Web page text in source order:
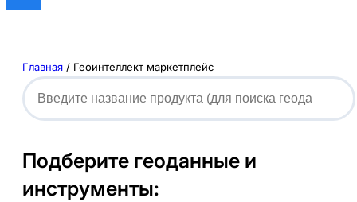
Главная / Геоинтеллект маркетплейс
Подберите геоданные и
инструменты: